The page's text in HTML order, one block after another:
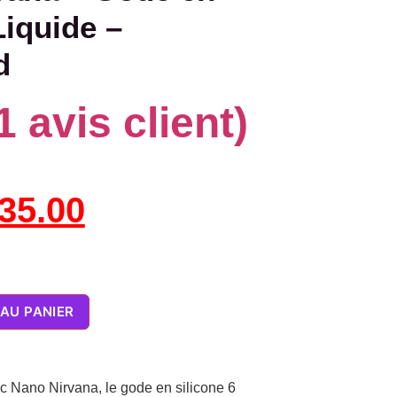
–
avis client)
PANIER
Nano Nirvana, le gode en silicone 6